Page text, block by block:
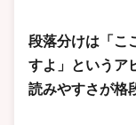
段落分けは「こ
すよ」というア
読みやすさが格